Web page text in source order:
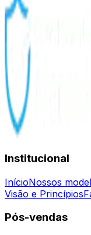
Institucional
InícioNossos
Visão e Princípios
Pós-vendas